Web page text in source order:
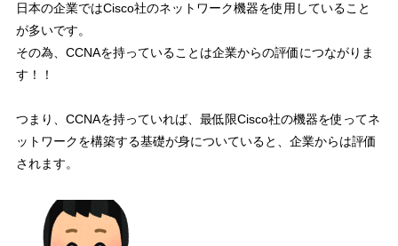
日本の企業ではCisco社のネットワーク機器を使用していること
が多いです。
その為、CCNAを持っていることは企業からの評価につながりま
す！！
つまり、CCNAを持っていれば、 最低限Cisco社の機器を使ってネ
ットワークを構築する基礎が身についていると、企業からは評価
されます。